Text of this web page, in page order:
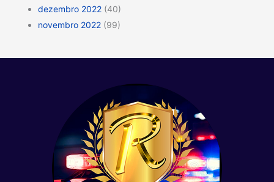
dezembro 2022 (40)
novembro 2022 (99)